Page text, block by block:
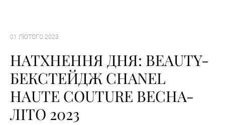
01 ЛЮТОГО 2023
НАТХНЕННЯ ДНЯ: BEAUTY-
БЕКСТЕЙДЖ CHANEL
HAUTE COUTURE ВЕСНА-
ЛІТО 2023